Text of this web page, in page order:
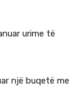
urime të
një buqetë me